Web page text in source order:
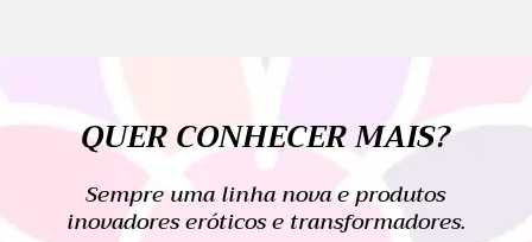
QUER CONHECER MAIS?
Sempre uma linha nova e produtos
inovadores eróticos e transformadores.